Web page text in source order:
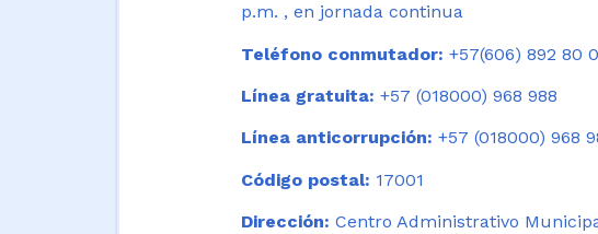
p.m. , en jornada continua
Teléfono conmutador: +57(606) 892 80
Línea gratuita: +57 (018000) 968 988
Línea anticorrupción: +57 (018000) 968
Código postal: 17001
Dirección: Centro Administrativo